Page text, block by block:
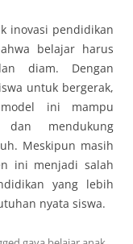
inovasi pendidikan
belajar harus
diam. Dengan
untuk bergerak,
ini mampu
dan mendukung
Meskipun masih
ini menjadi salah
yang lebih
nyata siswa.